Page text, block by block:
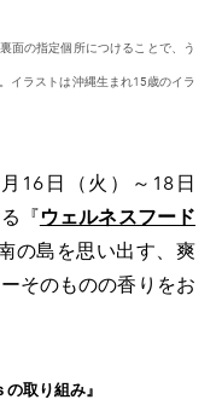
面の指定個所につけることで、う
イラストは沖縄生まれ15歳のイラ
16日（火）～18日
『ウェルネスフード
の島を思い出す、爽
そのものの香りをお
取り組み』